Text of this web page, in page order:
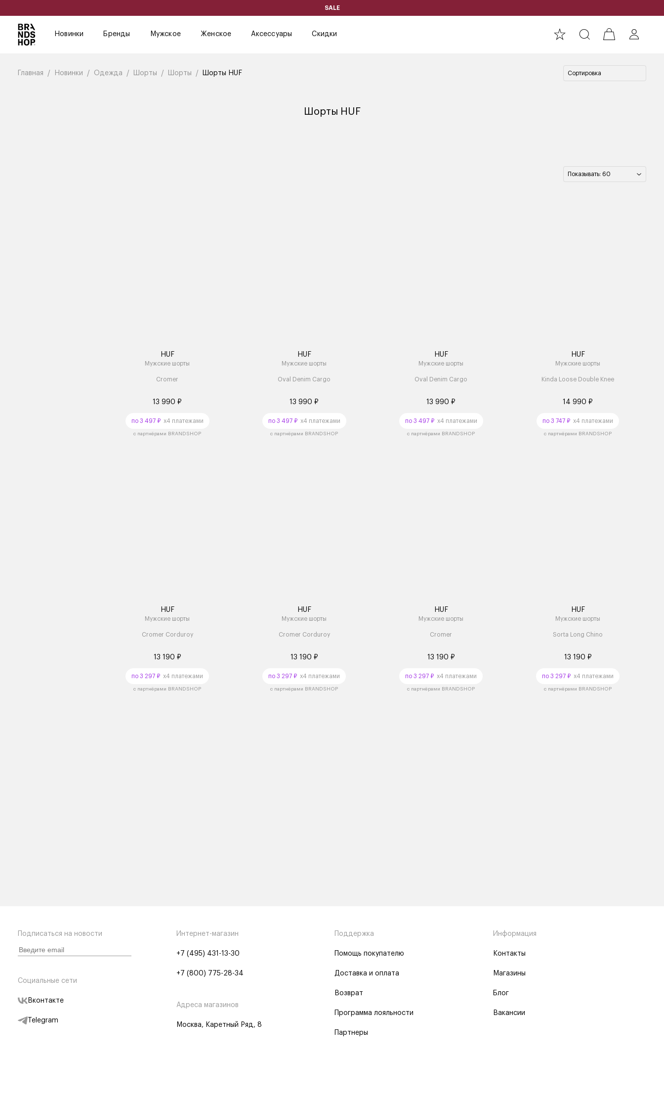
SALE
Новинки Бренды Мужское Женское Аксессуары Скидки
Главная Новинки Одежда Шорты Шорты Шорты HUF Сортировка
Шорты HUF
Показывать: 60
HUF
Мужские шорты
Cromer
13 990 ₽
по 3 497 ₽x4 платежами
с партнёрами BRANDSHOP
HUF
Мужские шорты
Oval Denim Cargo
13 990 ₽
по 3 497 ₽x4 платежами
с партнёрами BRANDSHOP
HUF
Мужские шорты
Oval Denim Cargo
13 990 ₽
по 3 497 ₽x4 платежами
с партнёрами BRANDSHOP
HUF
Мужские шорты
Kinda Loose Double Knee
14 990 ₽
по 3 747 ₽ x4 платежами
с партнёрами BRANDSHOP
HUF
Мужские шорты
Cromer Corduroy
13 190 ₽
по 3 297 ₽ x4 платежами
с партнёрами BRANDSHOP
HUF
Мужские шорты
Cromer Corduroy
13 190 ₽
по 3 297 ₽ x4 платежами
с партнёрами BRANDSHOP
HUF
Мужские шорты
Cromer
13 190 ₽
по 3 297 ₽ x4 платежами
с партнёрами BRANDSHOP
HUF
Мужские шорты
Sorta Long Chino
13 190 ₽
по 3 297 ₽ x4 платежами
с партнёрами BRANDSHOP
Подписаться на новости
Социальные сети
Вконтакте
Telegram
Интернет-магазин
+7 (495) 431-13-30
+7 (800) 775-28-34
Адреса магазинов
Москва, Каретный Ряд, 8
Поддержка
Помощь покупателю
Доставка и оплата
Возврат
Программа лояльности
Партнеры
Информация
Контакты
Магазины
Блог
Вакансии